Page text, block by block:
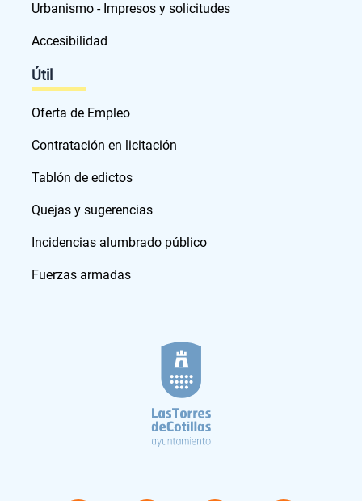
Urbanismo - Impresos y solicitudes
Accesibilidad
Útil
Oferta de Empleo
Contratación en licitación
Tablón de edictos
Quejas y sugerencias
Incidencias alumbrado público
Fuerzas armadas